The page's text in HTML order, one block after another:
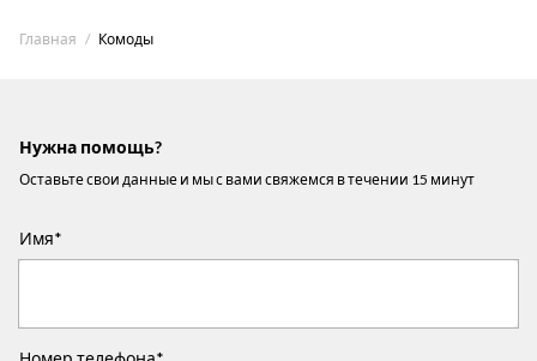
Главная Комоды
Нужна помощь?
Оставьте свои данные и мы с вами свяжемся в течении 15 минут
Имя*